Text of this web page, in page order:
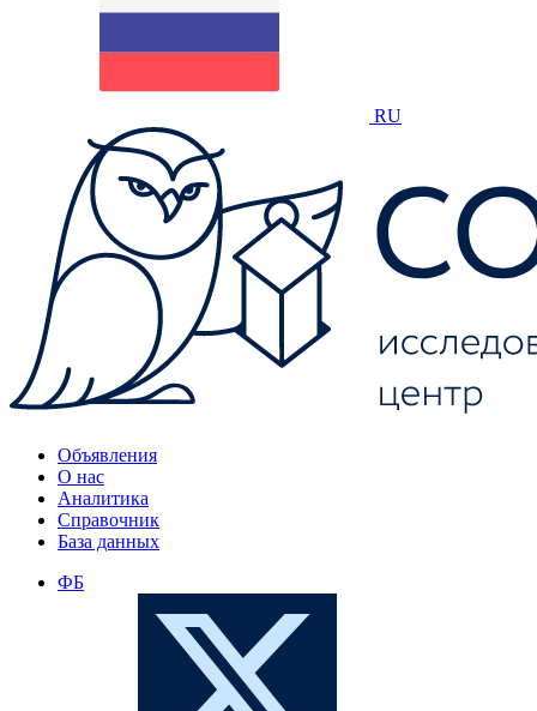
RU
Объявления
О нас
Аналитика
Справочник
База данных
ФБ